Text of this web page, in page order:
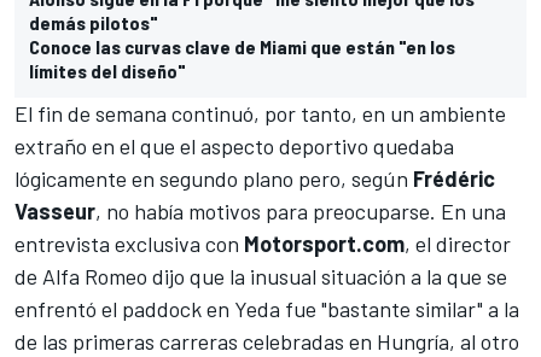
demás pilotos"
Conoce las curvas clave de Miami que están "en los
límites del diseño"
El fin de semana continuó, por tanto, en un ambiente
extraño en el que el aspecto deportivo quedaba
lógicamente en segundo plano pero, según Frédéric
Vasseur, no había motivos para preocuparse. En una
entrevista exclusiva con Motorsport.com, el director
de Alfa Romeo dijo que la inusual situación a la que se
enfrentó el paddock en Yeda fue "bastante similar" a la
de las primeras carreras celebradas en Hungría, al otro